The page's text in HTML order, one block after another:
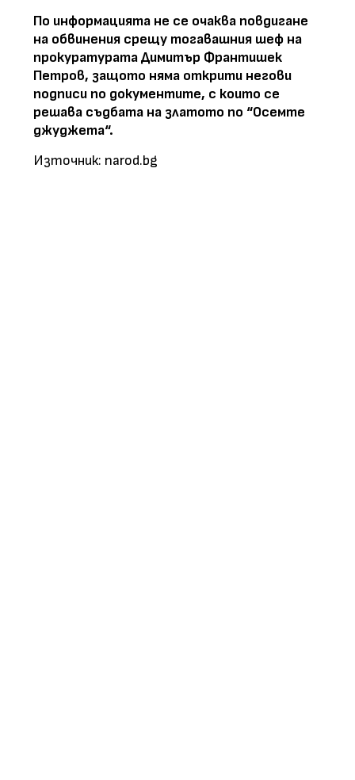
По информацията не се очаква повдигане
на обвинения срещу тогавашния шеф на
прокуратурата Димитър Франтишек
Петров, защото няма открити негови
подписи по документите, с които се
решава съдбата на златото по “Осемте
джуджета“.
Източник: narod.bg